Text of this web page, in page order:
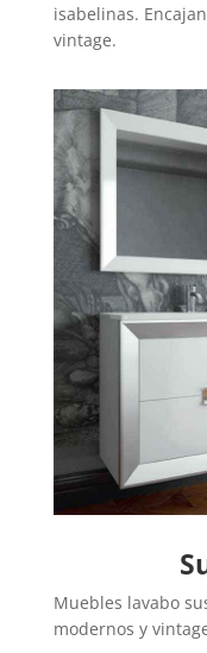
isabelinas.
vintage.
Muebles lavabo
modernos y